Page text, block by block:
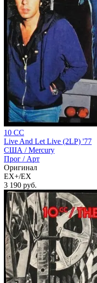
10 CC
Live And Let Live (2LP) '77
США /Mercury
Прог / Арт
Оригинал
EX+/EX
3 190 руб.